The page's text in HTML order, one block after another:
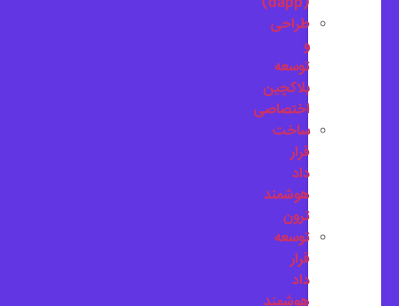
طراحی
توسعه
بلاکچین
اختصاصی
ساخت
قرار
داد
هوشمند
ترون
توسعه
قرار
داد